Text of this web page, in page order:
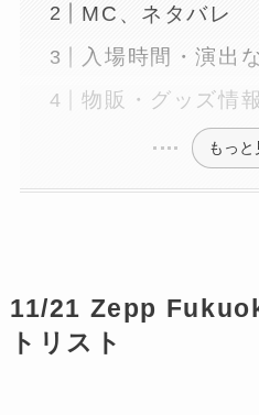
MC、ネタバレ
入場時間・演出
物販・グッズ情報
もっと
11/21 Zepp
トリスト